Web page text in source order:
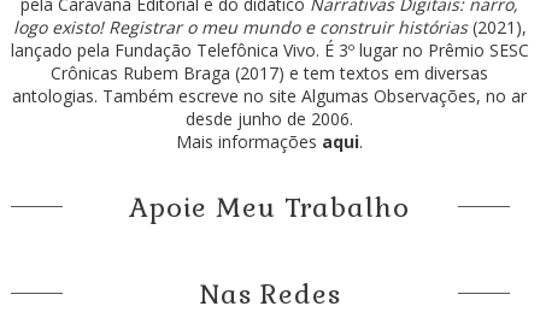
logo existo! Registrar o meu mundo e construir histórias(2021),
lançado pela Fundação Telefônica Vivo. É 3º lugar no Prêmio SESC
Crônicas Rubem Braga (2017) e tem textos em diversas
antologias. Também escreve no site Algumas Observações, no ar
desde junho de 2006.
Mais informações aqui.
Apoie Meu Trabalho
Nas Redes